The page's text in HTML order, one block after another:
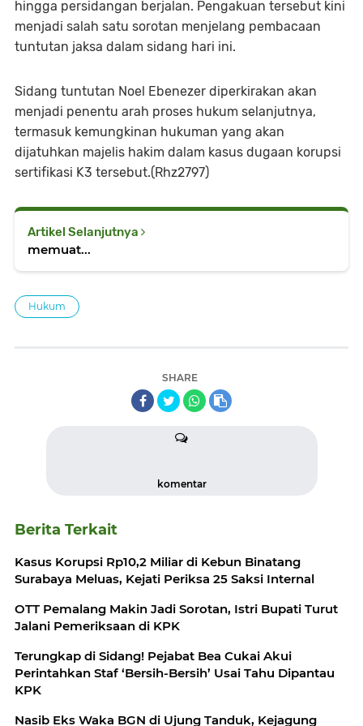
hingga persidangan berjalan. Pengakuan tersebut kini
menjadi salah satu sorotan menjelang pembacaan
tuntutan jaksa dalam sidang hari ini.
Sidang tuntutan Noel Ebenezer diperkirakan akan
menjadi penentu arah proses hukum selanjutnya,
termasuk kemungkinan hukuman yang akan
dijatuhkan majelis hakim dalam kasus dugaan korupsi
sertifikasi K3 tersebut.(Rhz2797)
Artikel Selanjutnya
memuat...
Hukum
SHARE
komentar
Berita Terkait
Kasus Korupsi Rp10,2 Miliar di Kebun Binatang
Surabaya Meluas, Kejati Periksa 25 Saksi Internal
OTT Pemalang Makin Jadi Sorotan, Istri Bupati Turut
Jalani Pemeriksaan di KPK
Terungkap di Sidang! Pejabat Bea Cukai Akui
Perintahkan Staf ‘Bersih-Bersih’ Usai Tahu Dipantau
KPK
Nasib Eks Waka BGN di Ujung Tanduk, Kejagung